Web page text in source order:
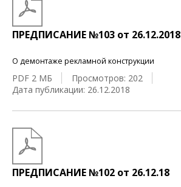
ПРЕДПИСАНИЕ №103 от 26.12.2018
О демонтаже рекламной конструкции
PDF 2 МБ
Просмотров: 202
Дата публикации: 26.12.2018
ПРЕДПИСАНИЕ №102 от 26.12.18